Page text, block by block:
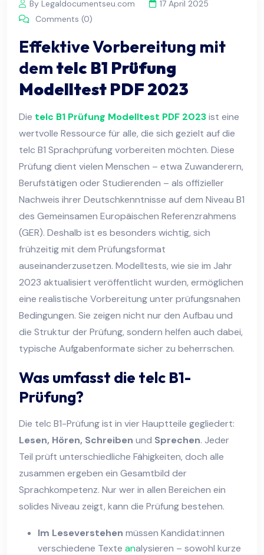
By Legaldocumentseu.com
17 April 2025
Comments (0)
Effektive Vorbereitung mit
dem telc B1 Prüfung
Modelltest PDF 2023
Die telc B1 Prüfung Modelltest PDF 2023ist eine
wertvolle Ressource für alle, die sich gezielt auf die
telc B1 Sprachprüfung vorbereiten möchten. Diese
Prüfung dient vielen Menschen – etwa Zuwanderern,
Berufstätigen oder Studierenden – als offizieller
Nachweis ihrer Deutschkenntnisse auf dem Niveau B1
des Gemeinsamen Europäischen Referenzrahmens
(GER). Deshalb ist es besonders wichtig, sich
frühzeitig mit dem Prüfungsformat
auseinanderzusetzen. Modelltests, wie sie im Jahr
2023 aktualisiert veröffentlicht wurden, ermöglichen
eine realistische Vorbereitung unter prüfungsnahen
Bedingungen. Sie zeigen nicht nur den Aufbau und
die Struktur der Prüfung, sondern helfen auch dabei,
typische Aufgabenformate sicher zu beherrschen.
Was umfasst die telc B1-
Prüfung?
Die telc B1-Prüfung ist in vier Hauptteile gegliedert:
Lesen, Hören, Schreiben und Sprechen. Jeder
Teil prüft unterschiedliche Fähigkeiten, doch alle
zusammen ergeben ein Gesamtbild der
Sprachkompetenz. Nur wer in allen Bereichen ein
solides Niveau zeigt, kann die Prüfung bestehen.
Im Leseverstehen müssen Kandidat:innen
verschiedene Texte analysieren – sowohl kurze